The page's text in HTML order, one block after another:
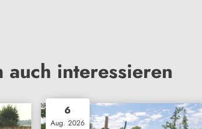
auch interessieren
6
Aug. 2026